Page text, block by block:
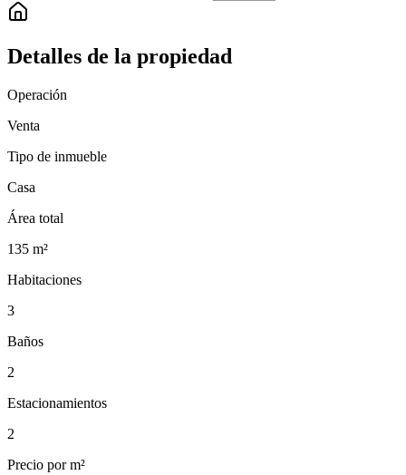
Detalles de la propiedad
Operación
Venta
Tipo de inmueble
Casa
Área total
135 m²
Habitaciones
3
Baños
2
Estacionamientos
2
Precio por m²